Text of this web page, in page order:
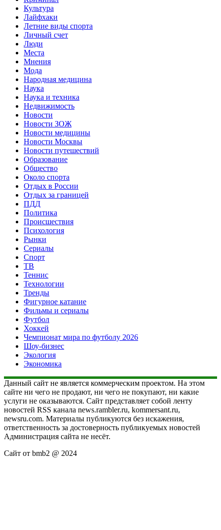
Культура
Лайфхаки
Летние виды спорта
Личный счет
Люди
Места
Мнения
Мода
Народная медицина
Наука
Наука и техника
Недвижимость
Новости
Новости ЗОЖ
Новости медицины
Новости Москвы
Новости путешествий
Образование
Общество
Около спорта
Отдых в России
Отдых за границей
ПДД
Политика
Происшествия
Психология
Рынки
Сериалы
Спорт
ТВ
Теннис
Технологии
Тренды
Фигурное катание
Фильмы и сериалы
Футбол
Хоккей
Чемпионат мира по футболу 2026
Шоу-бизнес
Экология
Экономика
Данный сайт не является коммерческим проектом. На этом
сайте ни чего не продают, ни чего не покупают, ни какие
услуги не оказываются. Сайт представляет собой ленту
новостей RSS канала news.rambler.ru, kommersant.ru,
newsru.com. Материалы публикуются без искажения,
ответственность за достоверность публикуемых новостей
Администрация сайта не несёт.
Сайт от bmb2 @ 2024